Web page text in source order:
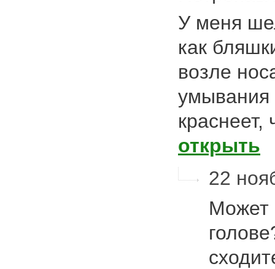
У меня
как
возле
краснеет,
открыть
22
Может